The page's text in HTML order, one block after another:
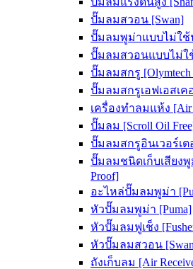
ปั๊มลมสวอน [Swan]
ปั๊มลมพูม่าแบบไม่ใช้
ปั๊มลมสวอนแบบไม่ใ
ปั๊มลมสกรู [Olymtech
ปั๊มลมสกรูเอฟเอสเค
เครื่องทำลมแห้ง [Air
ปั๊มลม [Scroll Oil
ปั๊มลมสกรูอินเวอร์เต
ปั๊มลมชนิดเก็บเสียงพู
Proof]
อะไหล่ปั๊มลมพูม่า
หัวปั๊มลมพูม่า [Puma]
หัวปั๊มลมฟูเช็ง
หัวปั๊มลมสวอน
ถังเก็บลม [Air